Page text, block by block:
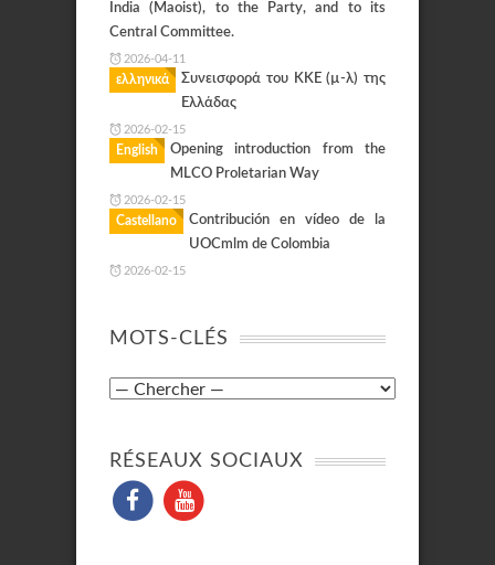
India (Maoist), to the Party, and to its
Central Committee.
2026-04-11
ελληνικά
Συνεισφορά του KKE (µ-λ) της
Ελλάδας
2026-02-15
English
Opening introduction from the
MLCO Proletarian Way
2026-02-15
Castellano
Contribución en vídeo de la
UOCmlm de Colombia
2026-02-15
MOTS-CLÉS
RÉSEAUX SOCIAUX